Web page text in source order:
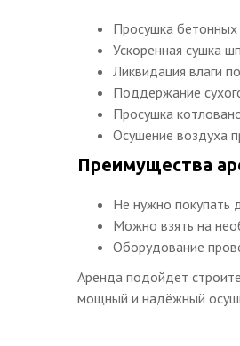
Просушка бетонных
Ускоренная сушка
Ликвидация влаги
Поддержание
Просушка
Осушение воздуха
Преимущества
Не нужно покупать
Можно взять на
Оборудование
Аренда подойдет
мощный и надёжный